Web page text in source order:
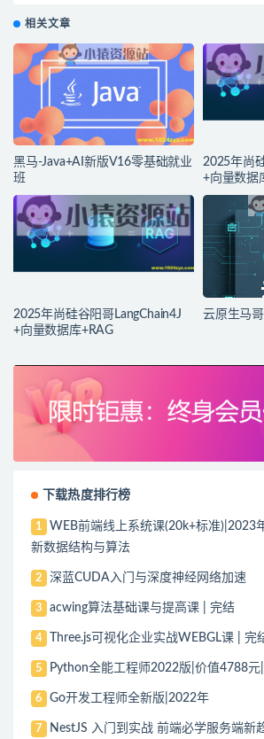
相关文章
黑马-Java+AI新版V16零基础就业
班
2025年尚
+向量数据
2025年尚硅谷阳哥LangChain4J
+向量数据库+RAG
云原生马哥
下载热度排行榜
1
WEB前端线上系统课(20k+标准)|2023
新数据结构与算法
2 深蓝CUDA入门与深度神经网络加速
3 acwing算法基础课与提高课 | 完结
4 Three.js可视化企业实战WEBGL课 | 完
5 Python全能工程师2022版|价值4788
6 Go开发工程师全新版|2022年
7 NestJS 入门到实战 前端必学服务端新